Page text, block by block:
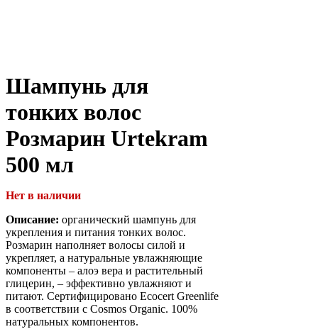
Шампунь для
тонких волос
Розмарин Urtekram
500 мл
Нет в наличии
Описание: органический шампунь для
укрепления и питания тонких волос.
Розмарин наполняет волосы силой и
укрепляет, а натуральные увлажняющие
компоненты – алоэ вера и растительный
глицерин, – эффективно увлажняют и
питают. Сертифицировано Ecocert Greenlife
в соответствии с Cosmos Organic. 100%
натуральных компонентов.